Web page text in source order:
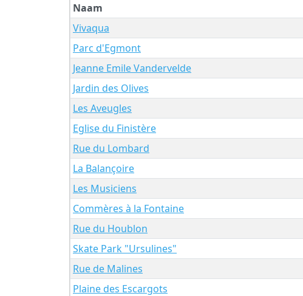
Naam
Vivaqua
Parc d'Egmont
Jeanne Emile Vandervelde
Jardin des Olives
Les Aveugles
Eglise du Finistère
Rue du Lombard
La Balançoire
Les Musiciens
Commères à la Fontaine
Rue du Houblon
Skate Park "Ursulines"
Rue de Malines
Plaine des Escargots